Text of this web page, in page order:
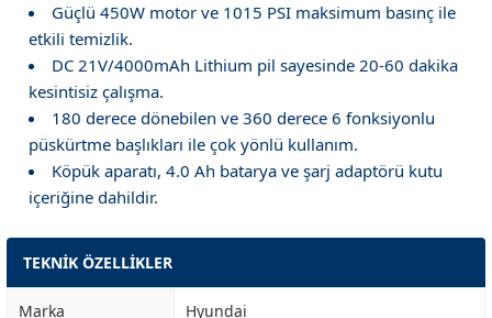
Güçlü 450W motor ve 1015 PSI maksimum basınç ile
etkili temizlik.
DC 21V/4000mAh Lithium pil sayesinde 20-60 dakika
kesintisiz çalışma.
180 derece dönebilen ve 360 derece 6 fonksiyonlu
püskürtme başlıkları ile çok yönlü kullanım.
Köpük aparatı, 4.0 Ah batarya ve şarj adaptörü kutu
içeriğine dahildir.
TEKNİK ÖZELLİKLER
Marka Hyundai